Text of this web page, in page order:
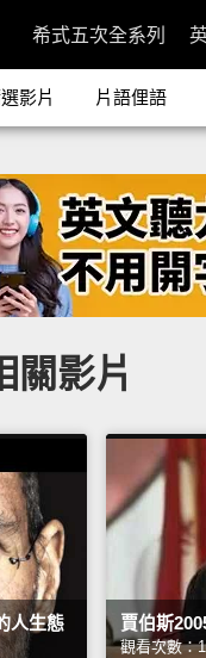
希式五次全系列
影片 片語俚語
影片
人生態
賈伯斯
觀看次數：